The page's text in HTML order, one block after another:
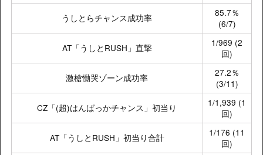
うしとらチャンス成功率
85.7％
(6/7)
AT「うしとRUSH」直撃
1/969 (2
回)
激槍慟哭ゾーン成功率
27.2％
(3/11)
CZ「(超)はんばっかチャンス」初当り
1/1,939 (1
回)
AT「うしとRUSH」初当り合計
1/176 (11
回)